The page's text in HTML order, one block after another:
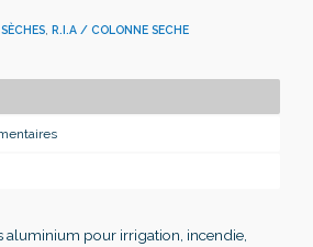
R.I.A / COLONNE SECHE
aluminium pour irrigation, incendie,